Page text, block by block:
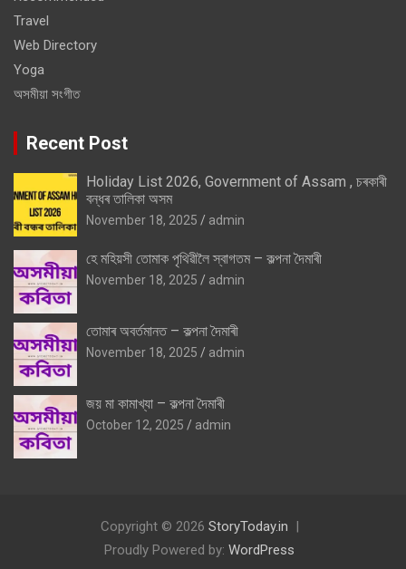
Travel
Web Directory
Yoga
অসমীয়া সংগীত
Recent Post
Holiday List 2026, Government of Assam , চৰকাৰী
বন্ধৰ তালিকা অসম
November 18, 2025 admin
হে মহিয়সী তোমাক পৃথিৱীলৈ স্বাগতম – কল্পনা দৈমাৰী
November 18, 2025 admin
তোমাৰ অবৰ্তমানত – কল্পনা দৈমাৰী
November 18, 2025 admin
জয় মা কামাখ্যা – কল্পনা দৈমাৰী
October 12, 2025 admin
Copyright © 2026 StoryToday.in
Proudly Powered by: WordPress